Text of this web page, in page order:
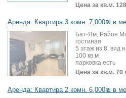
Цена за кв.м.
Аренда: Квартира 3 комн. 7,000₪ в
Бат-Ям, Район
гостиная
5 этаж из 8, вид
100 кв.м
парковка есть
Цена за кв.м. 70
Аренда: Квартира 2 комн. 6,000₪ в